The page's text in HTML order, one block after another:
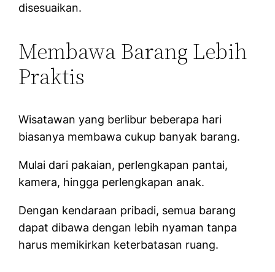
disesuaikan.
Membawa Barang Lebih
Praktis
Wisatawan yang berlibur beberapa hari
biasanya membawa cukup banyak barang.
Mulai dari pakaian, perlengkapan pantai,
kamera, hingga perlengkapan anak.
Dengan kendaraan pribadi, semua barang
dapat dibawa dengan lebih nyaman tanpa
harus memikirkan keterbatasan ruang.